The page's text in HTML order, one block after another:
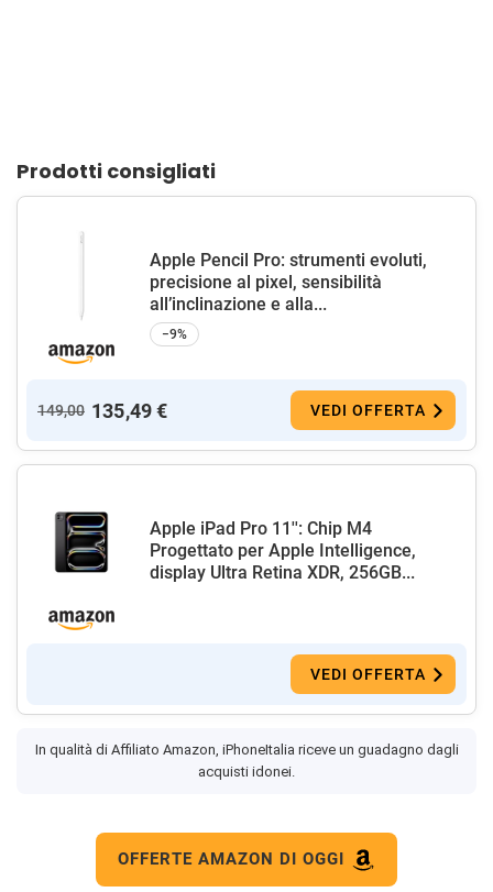
Prodotti consigliati
Apple Pencil Pro: strumenti evoluti,
precisione al pixel, sensibilità
all’inclinazione e alla...
−9%
149,00 135,49 € VEDI OFFERTA
Apple iPad Pro 11'': Chip M4
Progettato per Apple Intelligence,
display Ultra Retina XDR, 256GB...
VEDI OFFERTA
In qualità di Affiliato Amazon, iPhoneItalia riceve un guadagno dagli
acquisti idonei.
OFFERTE AMAZON DI OGGI